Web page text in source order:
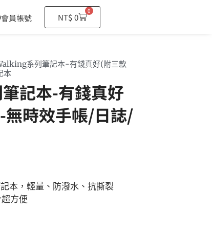
會員帳號 NT$0
0
購
物
系列筆記本-有錢真好(附三款
本
記本-有錢真好
無時效手帳/日誌/
本，輕量、防潑水、抗撕裂
方便